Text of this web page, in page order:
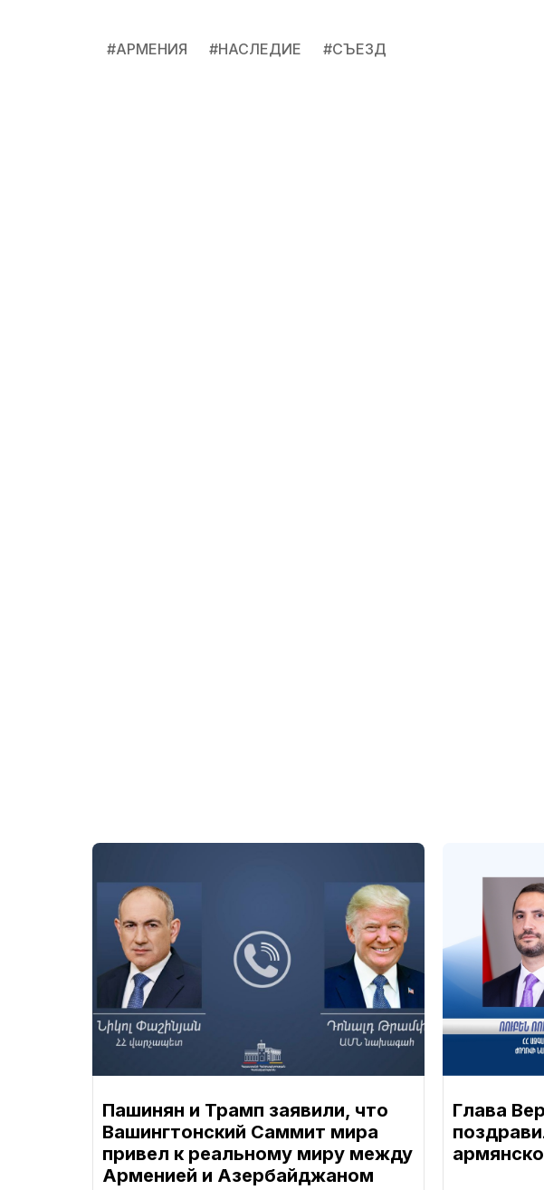
#АРМЕНИЯ #НАСЛЕДИЕ #СЪЕЗД
Пашинян и Трамп заявили, что
Вашингтонский Саммит мира
привел к реальному миру между
Арменией и Азербайджаном
Глава